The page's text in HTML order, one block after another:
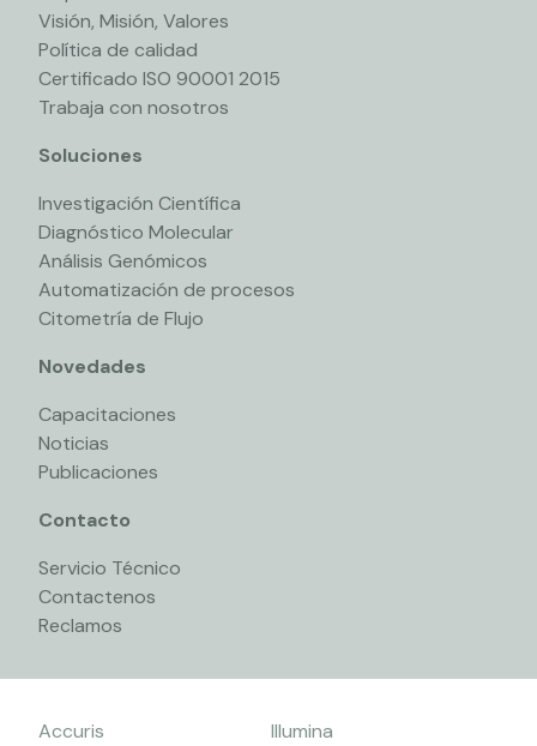
Visión, Misión, Valores
Política de calidad
Certificado ISO 90001 2015
Trabaja con nosotros
Soluciones
Investigación Científica
Diagnóstico Molecular
Análisis Genómicos
Automatización de procesos
Citometría de Flujo
Novedades
Capacitaciones
Noticias
Publicaciones
Contacto
Servicio Técnico
Contactenos
Reclamos
Accuris Illumina